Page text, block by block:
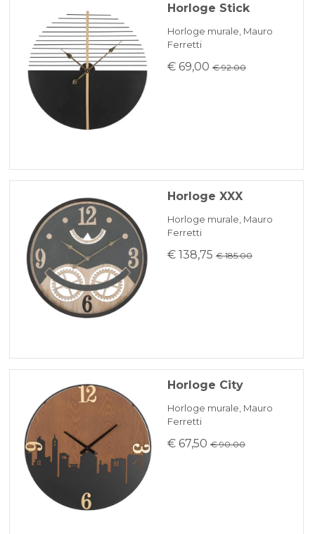
Horloge Stick
Horloge murale, Mauro
Ferretti
€ 69,00 € 92.00
Horloge XXX
Horloge murale, Mauro
Ferretti
€ 138,75 € 185.00
Horloge City
Horloge murale, Mauro
Ferretti
€ 67,50 € 90.00